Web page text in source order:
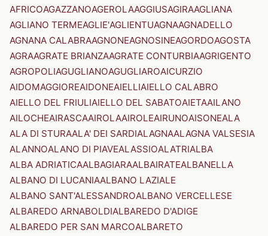
AFRICOAGAZZANOAGEROLAAGGIUSAGIRAAGLIANA
AGLIANO TERMEAGLIE'AGLIENTUAGNAAGNADELLO
AGNANA CALABRAAGNONEAGNOSINEAGORDOAGOSTA
AGRAAGRATE BRIANZAAGRATE CONTURBIAAGRIGENTO
AGROPOLIAGUGLIANOAGUGLIAROAICURZIO
AIDOMAGGIOREAIDONEAIELLIAIELLO CALABRO
AIELLO DEL FRIULIAIELLO DEL SABATOAIETAAILANO
AILOCHEAIRASCAAIROLAAIROLEAIRUNOAISONEALA
ALA DI STURAALA' DEI SARDIALAGNAALAGNA VALSESIA
ALANNOALANO DI PIAVEALASSIOALATRIALBA
ALBA ADRIATICAALBAGIARAALBAIRATEALBANELLA
ALBANO DI LUCANIAALBANO LAZIALE
ALBANO SANT'ALESSANDROALBANO VERCELLESE
ALBAREDO ARNABOLDIALBAREDO D'ADIGE
ALBAREDO PER SAN MARCOALBARETO